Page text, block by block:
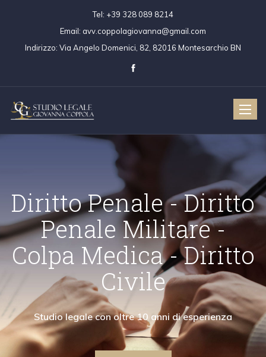
Tel: +39 328 089 8214
Email: avv.coppolagiovanna@gmail.com
Indirizzo: Via Angelo Domenici, 82, 82016 Montesarchio BN
Toggle
Civile
"Collaboro con avvocati civilisti garantendo la
assistenza anche nell'ambito del diritto civile"
Scopri Di Più
Diritto Penale -
Penale Militare
Colpa Medica -
Civile
Studio legale con oltre 10
Diritto Penale
"La mia attività di avvocato ruota attorno ai
contenziosi e alle consulenze in diritto penale"
Scopri Di Più
Colpa MedicaDiritto Penale
Scopri Di Più
"Collaboro con
massima
Scopri Di Più